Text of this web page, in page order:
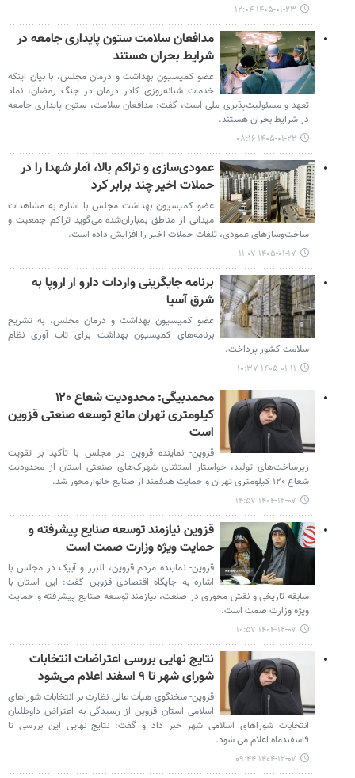
۱۴۰۵-۰۱-۲۳ ۱۲:۰۴
مدافعان سلامت ستون پایداری جامعه در
شرایط بحران هستند
عضو کمیسیون بهداشت و درمان مجلس، با بیان اینکه
خدمات شبانه‌روزی کادر درمان در جنگ رمضان، نماد
تعهد و مسئولیت‌پذیری ملی است، گفت: مدافعان سلامت، ستون پایداری جامعه
در شرایط بحران هستند.
۱۴۰۵-۰۱-۲۲ ۰۸:۱۶
عمودی‌سازی و تراکم بالا، آمار شهدا را در
حملات اخیر چند برابر کرد
عضو کمیسیون بهداشت مجلس با اشاره به مشاهدات
میدانی از مناطق بمباران‌شده می‌گوید تراکم جمعیت و
ساخت‌وسازهای عمودی، تلفات حملات اخیر را افزایش داده است.
۱۴۰۵-۰۱-۱۷ ۱۱:۰۷
برنامه جایگزینی واردات دارو از اروپا به
شرق آسیا
عضو کمیسیون بهداشت و درمان مجلس، به تشریح
برنامه‌های کمیسیون بهداشت برای تاب آوری نظام
سلامت کشور پرداخت.
۱۴۰۵-۰۱-۱۱ ۱۰:۳۷
محمدبیگی: محدودیت شعاع ۱۲۰
کیلومتری تهران مانع توسعه صنعتی قزوین
است
قزوین- نماینده قزوین در مجلس با تأکید بر تقویت
زیرساخت‌های تولید، خواستار استثنای شهرک‌های صنعتی استان از محدودیت
شعاع ۱۲۰ کیلومتری تهران و حمایت هدفمند از صنایع خانوارمحور شد.
۱۴۰۴-۱۲-۰۷ ۱۴:۵۷
قزوین نیازمند توسعه صنایع پیشرفته و
حمایت ویژه وزارت صمت است
قزوین- نماینده مردم قزوین، البرز و آبیک در مجلس با
اشاره به جایگاه اقتصادی قزوین گفت: این استان با
سابقه تاریخی و نقش محوری در صنعت، نیازمند توسعه صنایع پیشرفته و حمایت
ویژه وزارت صمت است.
۱۴۰۴-۱۲-۰۷ ۱۰:۵۷
نتایج نهایی بررسی اعتراضات انتخابات
شورای شهر تا ۹ اسفند اعلام می‌شود
قزوین- سخنگوی هیأت عالی نظارت بر انتخابات شوراهای
اسلامی استان قزوین از رسیدگی به اعتراض داوطلبان
انتخابات شوراهای اسلامی شهر خبر داد و گفت: نتایج نهایی این بررسی‌ تا
۹اسفندماه اعلام می شود.
۱۴۰۴-۱۲-۰۷ ۰۹:۴۴